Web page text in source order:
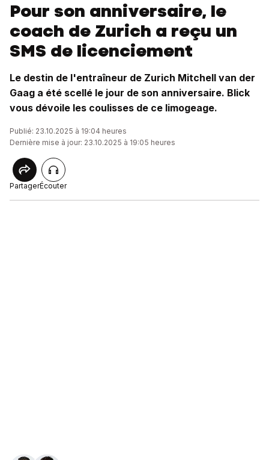
Pour son anniversaire, le
coach de Zurich a reçu un
SMS de licenciement
Le destin de l'entraîneur de Zurich Mitchell van der
Gaag a été scellé le jour de son anniversaire. Blick
vous dévoile les coulisses de ce limogeage.
Publié: 23.10.2025 à 19:04 heures
Dernière mise à jour: 23.10.2025 à 19:05 heures
PartagerÉcouter